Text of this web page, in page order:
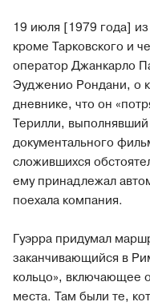
19 июля [1979 года]
кроме Тарковского и
оператор Джанкарло
Эудженио Рондани, о
дневнике, что он
Терилли,
документального
сложившихся
ему принадлежал
поехала компания.
Гуэрра придумал
заканчивающийся в
кольцо», включающее
места. Там были те,